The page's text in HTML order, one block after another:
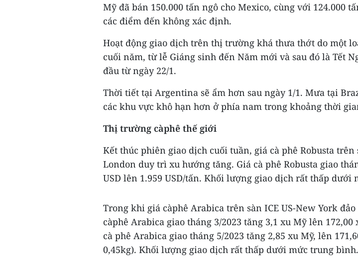
Mỹ đã bán 150.000 tấn ngô cho Mexico, cùng với 124.000
các điểm đến không xác định.
Hoạt động giao dịch trên thị trường khá thưa thớt do một
cuối năm, từ lễ Giáng sinh đến Năm mới và sau đó là Tết
đầu từ ngày 22/1.
Thời tiết tại Argentina sẽ ẩm hơn sau ngày 1/1. Mưa tại
các khu vực khô hạn hơn ở phía nam trong khoảng thời
Thị trường càphê thế giới
Kết thúc phiên giao dịch cuối tuần, giá cà phê Robusta trên
London duy trì xu hướng tăng. Giá cà phê Robusta giao
USD lên 1.959 USD/tấn. Khối lượng giao dịch rất thấp dưới
Trong khi giá càphê Arabica trên sàn ICE US-New York
càphê Arabica giao tháng 3/2023 tăng 3,1 xu Mỹ lên
cà phê Arabica giao tháng 5/2023 tăng 2,85 xu Mỹ, lên
0,45kg). Khối lượng giao dịch rất thấp dưới mức trung bình.